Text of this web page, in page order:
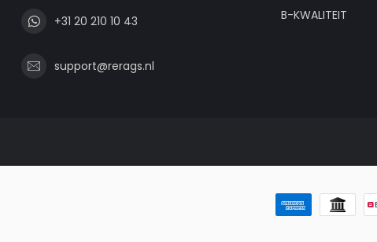
+31 20 210 10 43
support@rerags.nl
B-KWALITEIT